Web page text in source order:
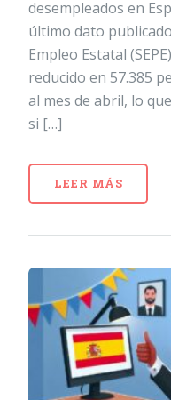
desempleados en
último dato
Empleo Estatal
reducido en 57.385
al mes de abril, lo
si […]
LEER MÁS